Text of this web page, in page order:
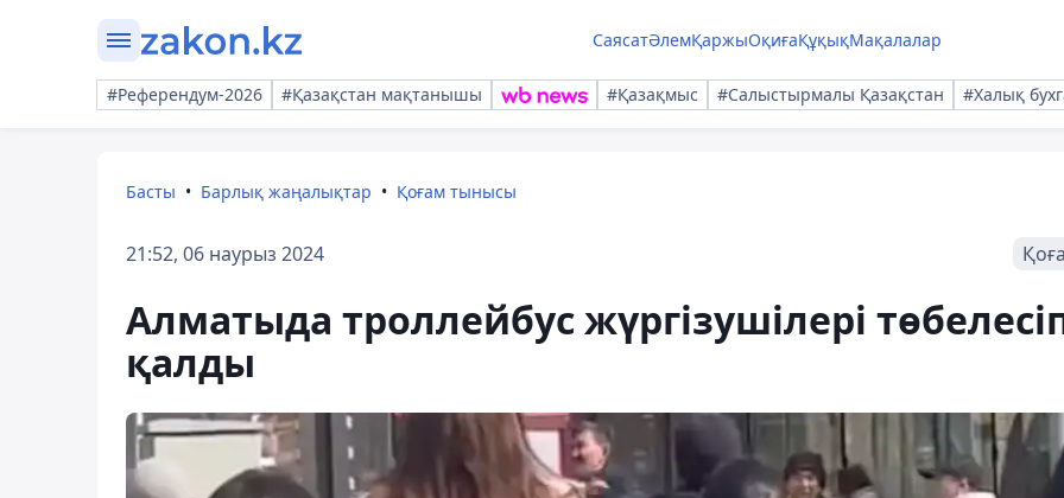
СаясатӘлемҚаржыОқиғаҚұқықМақалалар
#Референдум-2026 #Қазақстан мақтанышы #Қазақмыс #Салыстырмалы Қазақстан #Халық
Басты Барлық жаңалықтар Қоғам тынысы
21:52, 06 наурыз 2024
Алматыда троллейбус жүргізушілері
қалды